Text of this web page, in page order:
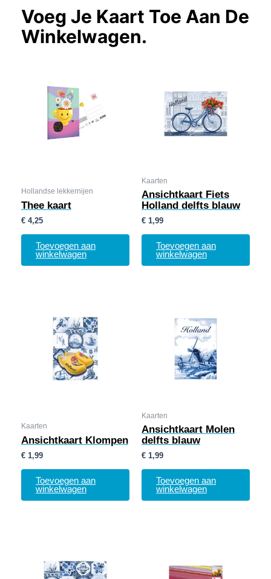
Voeg Je Kaart Toe Aan De
Winkelwagen.
Hollandse lekkernijen
Thee kaart
€ 4,25
Toevoegen aan
winkelwagen
Kaarten
Ansichtkaart Fiets
Holland delfts blauw
€ 1,99
Toevoegen aan
winkelwagen
Kaarten
Ansichtkaart Klompen
€ 1,99
Toevoegen aan
winkelwagen
Kaarten
Ansichtkaart Molen
delfts blauw
€ 1,99
Toevoegen aan
winkelwagen